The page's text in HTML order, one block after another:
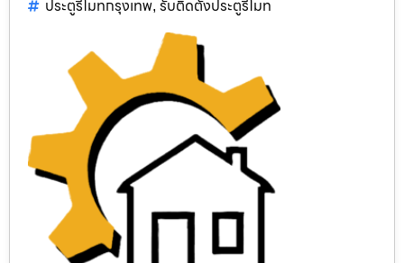
ประตูรีโมทกรุงเทพ, รับติดตั้งประตูรีโมท